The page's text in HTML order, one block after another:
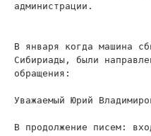
администрации.
В января когда машина
Сибириады, были
обращения:
Уважаемый Юрий
В продолжение писем: